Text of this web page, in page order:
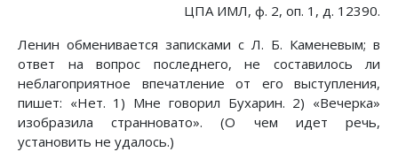
ЦПА ИМЛ, ф. 2, оп. 1, д. 12390.
Ленин обменивается записками с Л. Б. Каменевым; в
ответ на вопрос последнего, не составилось ли
неблагоприятное впечатление от его выступления,
пишет: «Нет. 1) Мне говорил Бухарин. 2) «Вечерка»
изобразила странновато». (О чем идет речь,
установить не удалось.)